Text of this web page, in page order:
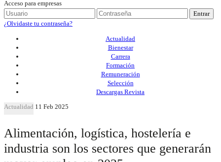
Acceso para empresas
Entrar
¿Olvidaste tu contraseña?
Actualidad
Bienestar
Carrera
Formación
Remuneración
Selección
Descargas Revista
Actualidad 11 Feb 2025
Alimentación, logística, hostelería e
industria son los sectores que generarán